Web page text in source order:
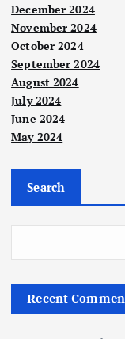
December 2024
November 2024
October 2024
September 2024
August 2024
July 2024
June 2024
May 2024
Search
Recent
Nege
Pes
ant
202
6
jaya